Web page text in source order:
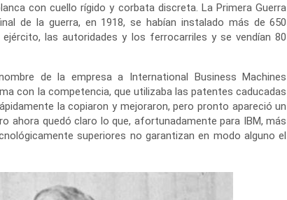
con cuello rígido y corbata discreta. La Primera Guerra
de la guerra, en 1918, se habían instalado más de 650
las autoridades y los ferrocarriles y se vendían 80
de la empresa a International Business Machines
con la competencia, que utilizaba las patentes caducadas
la copiaron y mejoraron, pero pronto apareció un
ahora quedó claro lo que, afortunadamente para IBM, más
superiores no garantizan en modo alguno el